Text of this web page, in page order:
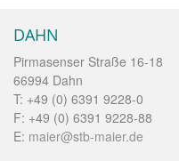
DAHN
Pirmasenser Straße 16-18
66994 Dahn
T: +49 (0) 6391 9228-0
F: +49 (0) 6391 9228-88
E: maier@stb-maier.de